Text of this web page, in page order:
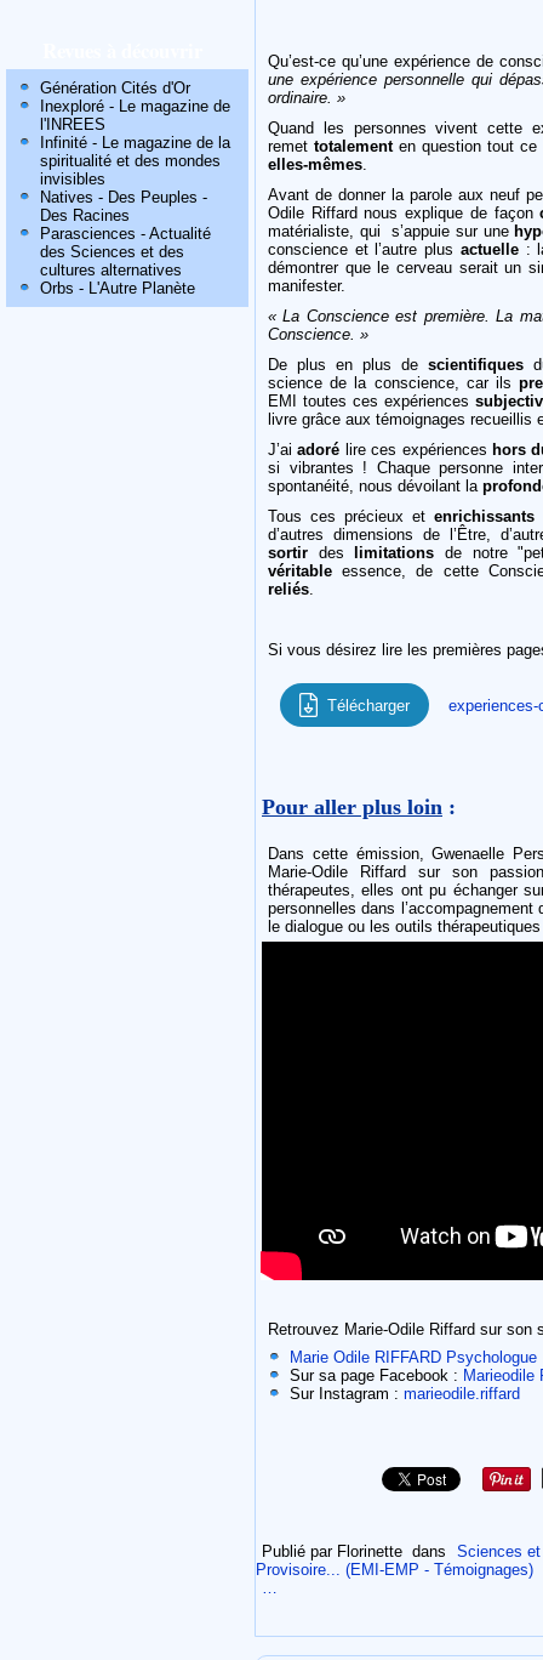
Génération Cités d'Or
Inexploré - Le magazine de
l'INREES
Infinité - Le magazine de la
spiritualité et des mondes
invisibles
Natives - Des Peuples -
Des Racines
Parasciences - Actualité
des Sciences et des
cultures alternatives
Orbs - L'Autre Planète
Qu’est-ce qu’une expérience de
une expérience personnelle qui
ordinaire. »
Quand les personnes vivent cette
remettotalementen question tout ce
elles-mêmes.
Avant de donner la parole aux neuf
Odile Riffard nous explique de façon
matérialiste, qui s’appuie sur une
conscience et l’autre plus actuelle:
démontrer que le cerveau serait un
manifester.
« La Conscience est première. La
Conscience. »
De plus en plus de scientifiques
science de la conscience, car ils
EMI toutes ces expériences
livre grâce aux témoignages recueillis
J’aiadoré lire ces expériences hors
si vibrantes ! Chaque personne
spontanéité, nous dévoilant la
Tous ces précieux etenrichissants
d’autres dimensions de l’Être,
sortir des limitations de notre
véritable essence, de cette
reliés.
Si vous désirez lire les premières
Télécharger
Pour aller plus loin :
Dans cette émission, Gwenaelle
Marie-Odile Riffard sur son
thérapeutes, elles ont pu échanger
personnelles dans
le dialogue ou les outils
Retrouvez Marie-Odile Riffard sur son
Marie Odile RIFFARD Psychologue
Sur sa page Facebook : Marieodile
Sur Instagram : marieodile.riffard
Publié par Florinette dans
Sciences
Provisoire... (EMI-EMP - Témoignages)
…